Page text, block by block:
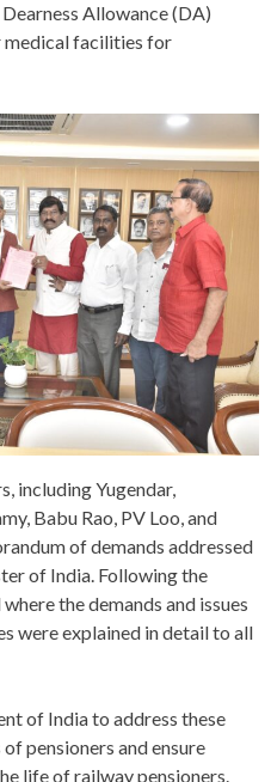
Allowance (DA)
medical facilities for
including Yugendar,
Babu Rao, PV Loo, and
of demands addressed
of India. Following the
the demands and issues
were explained in detail to all
of India to address these
pensioners and ensure
life of railway pensioners.